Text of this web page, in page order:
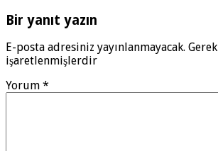
Bir yanıt yazın
E-posta adresiniz yayınlanmayacak.
işaretlenmişlerdir
Yorum *